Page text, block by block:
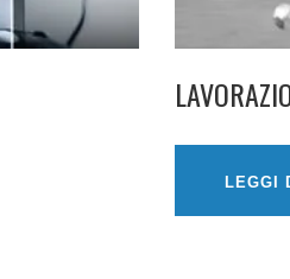
LEGGI